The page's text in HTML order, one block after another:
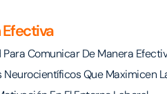
Comunicar De Manera
Neurocientíficos Que Maximicen